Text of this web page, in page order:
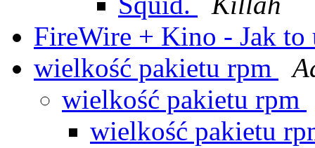
FireWire + Kino - Jak
wielkość pakietu rpm
wielkość pakietu rpm
wielkość pakietu